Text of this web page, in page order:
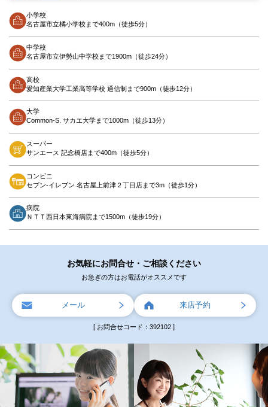
小学校
名古屋市立橘小学校まで400m（徒歩5分）
中学校
名古屋市立伊勢山中学校まで1900m（徒歩24分）
高校
愛知産業大学工業高等学校 通信制まで900m（徒歩12分）
大学
Common-S. サカエ大学まで1000m（徒歩13分）
スーパー
サンエース 記念橋店まで400m（徒歩5分）
コンビニ
セブン-イレブン 名古屋上前津２丁目店まで3m（徒歩1分）
病院
ＮＴＴ西日本東海病院まで1500m（徒歩19分）
お気軽にお問合せ・ご相談ください
お急ぎの方はお電話がオススメです
メール 来店予約
[ お問合せコード：392102 ]